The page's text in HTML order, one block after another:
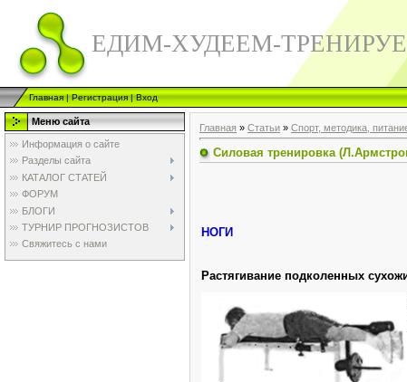
ЕДИМ-ХУДЕЕМ-
Главная|Регистрация|Вход
Меню сайта
Информация о сайте
Разделы сайта
КАТАЛОГ СТАТЕЙ
ФОРУМ
БЛОГИ
ТУРНИР ПРОГНОЗИСТОВ
Свяжитесь с нами
Главная » Статьи » Спорт, методика,
Силовая тренировка
НОГИ
Растягивание подколенных